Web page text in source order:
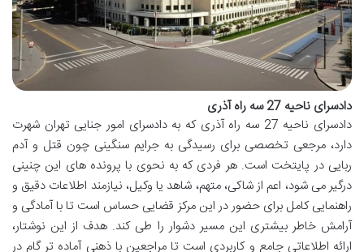
دادسرای ناحیه 27 سه راه آذری
دادسرای ناحیه 27 سه راه آذری که به دادسرای امور جنایی تهران شهرت
دارد، مرجعی تخصصی برای رسیدگی به جرایم سنگینی چون قتل و آدم
ربایی در پایتخت است. هر فردی که به نحوی با پرونده های این چنینی
درگیر می شود، اعم از شاکی، متهم، شاهد یا وکیل، نیازمند اطلاعات دقیق و
راهنمایی کامل برای حضور در این مرکز قضایی حساس است تا با آمادگی و
آرامش خاطر بیشتری این مسیر دشوار را طی کند. هدف از این نوشتار،
ارائه اطلاعاتی جامع و کاربردی است تا مراجعین با ذهنی آماده تر گام در